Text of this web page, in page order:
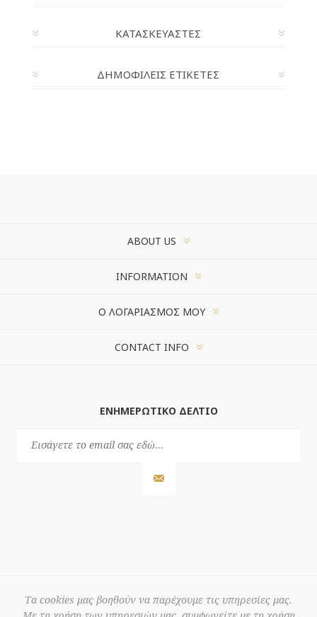
ΚΑΤΑΣΚΕΥΑΣΤΈΣ
ΔΗΜΟΦΙΛΕΙΣ ΕΤΙΚΕΤΕΣ
ABOUT US
INFORMATION
Ο ΛΟΓΑΡΙΑΣΜΌΣ ΜΟΥ
CONTACT INFO
ΕΝΗΜΕΡΩΤΙΚΌ ΔΕΛΤΊΟ
Τα cookies μας βοηθούν να παρέχουμε τις υπηρεσίες μας.